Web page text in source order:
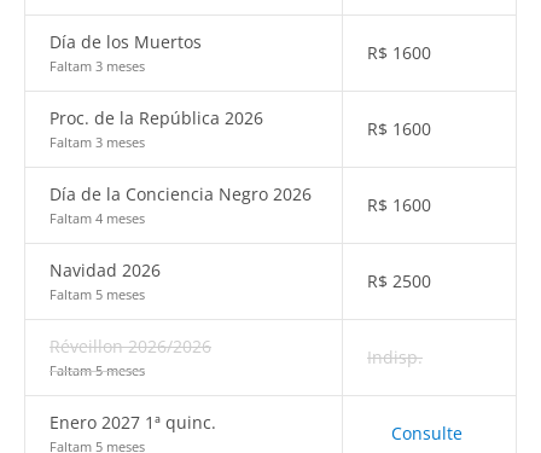
Día de los Muertos
Faltam 3 meses
R$ 1600
Proc. de la República 2026
Faltam 3 meses
R$ 1600
Día de la Conciencia Negro 2026
Faltam 4 meses
R$ 1600
Navidad 2026
Faltam 5 meses
R$ 2500
Réveillon 2026/2026
Faltam 5 meses
Indisp.
Enero 2027 1ª quinc.
Faltam 5 meses
Consulte